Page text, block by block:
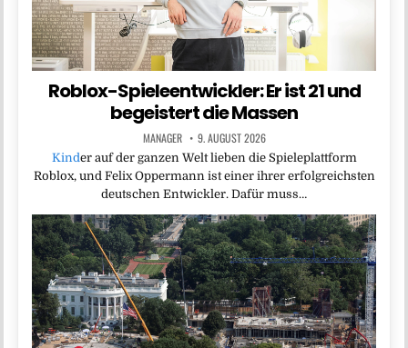
Roblox-Spieleentwickler: Er ist 21 und
begeistert die Massen
MANAGER 9. AUGUST 2026
Kinder auf der ganzen Welt lieben die Spieleplattform
Roblox, und Felix Oppermann ist einer ihrer erfolgreichsten
deutschen Entwickler. Dafür muss…